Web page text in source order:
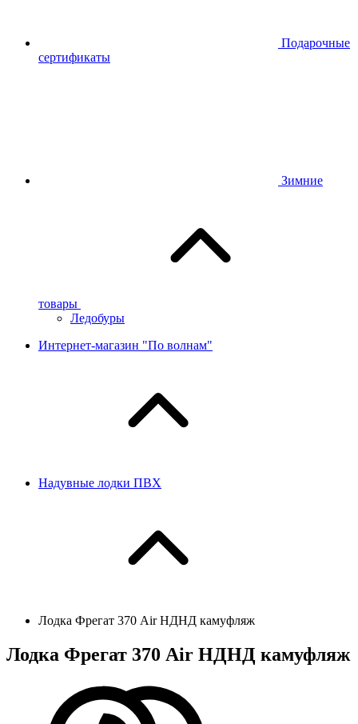
Подарочные
сертификаты
Зимние
товары
Ледобуры
Интернет-магазин "По волнам"
Надувные лодки ПВХ
Лодка Фрегат 370 Air НДНД камуфляж
Лодка Фрегат 370 Air НДНД камуфляж